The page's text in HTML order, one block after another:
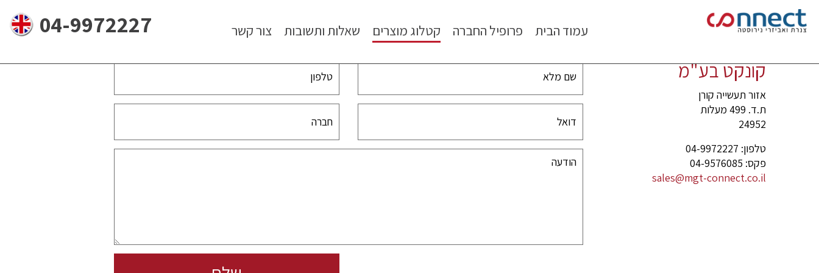
ברזי דגימה 04-9972227 עמוד הבית פרופיל החברה קטלוג מוצרים שאלות ותשובות צור קשר צרו קשר
קונקט בע"מ
אזור תעשייה קורן
ת.ד. 499 מעלות
24952
טלפון: 04-9972227
פקס: 04-9576085
sales@mgt-connect.co.il